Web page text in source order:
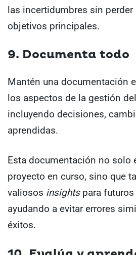
las incertidumbres sin perder
objetivos principales.
9. Documenta todo
Mantén una documentación
los aspectos de la gestión
incluyendo decisiones,
aprendidas.
Esta documentación no solo
proyecto en curso, sino que
valiosos insightspara futuros
ayudando a evitar errores
éxitos.